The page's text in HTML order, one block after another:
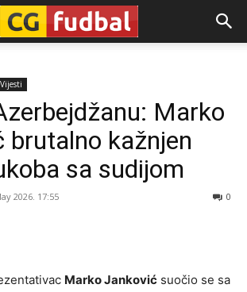
Vijesti
Marko
brutalno kažnjen
sa sudijom
2026. 17:55 0
Marko Janković suočio se sa